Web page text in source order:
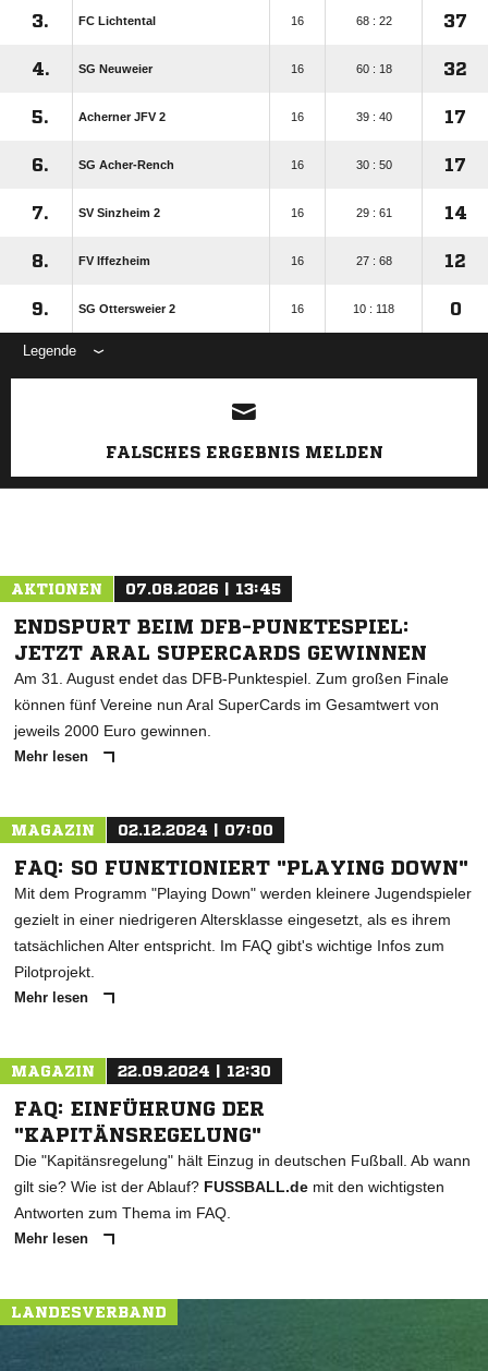
3. FC Lichtental 16 68 : 22 37
4. SG Neuweier 16 60 : 18 32
5. Acherner JFV 2 16 39 : 40 17
6. SG Acher-Rench 16 30 : 50 17
7. SV Sinzheim 2 16 29 : 61 14
8. FV Iffezheim 16 27 : 68 12
9. SG Ottersweier 2 16 10 : 118 0
Legende
ANZEIGE
FALSCHES ERGEBNIS MELDEN
AKTIONEN 07.08.2026 | 13:45
ENDSPURT BEIM DFB-PUNKTESPIEL:
JETZT ARAL SUPERCARDS GEWINNEN
Am 31. August endet das DFB-Punktespiel. Zum großen Finale
können fünf Vereine nun Aral SuperCards im Gesamtwert von
jeweils 2000 Euro gewinnen.
Mehr lesen
MAGAZIN 02.12.2024 | 07:00
FAQ: SO FUNKTIONIERT "PLAYING DOWN"
Mit dem Programm "Playing Down" werden kleinere Jugendspieler
gezielt in einer niedrigeren Altersklasse eingesetzt, als es ihrem
tatsächlichen Alter entspricht. Im FAQ gibt's wichtige Infos zum
Pilotprojekt.
Mehr lesen
MAGAZIN 22.09.2024 | 12:30
FAQ: EINFÜHRUNG DER
"KAPITÄNSREGELUNG"
Die "Kapitänsregelung" hält Einzug in deutschen Fußball. Ab wann
gilt sie? Wie ist der Ablauf? FUSSBALL.de mit den wichtigsten
Antworten zum Thema im FAQ.
Mehr lesen
LANDESVERBAND